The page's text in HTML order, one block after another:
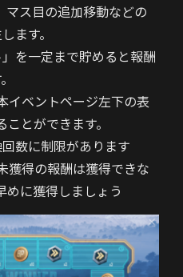
マス目の追加移動などの
ます。
」を一定まで貯めると報酬
イベントページ左下の表
とができます。
数に制限があります
獲得の報酬は獲得できな
めに獲得しましょう